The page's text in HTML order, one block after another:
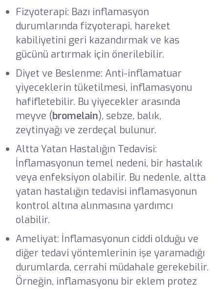
Fizyoterapi: Bazı inflamasyon
durumlarında fizyoterapi, hareket
kabiliyetini geri kazandırmak ve kas
gücünü artırmak için önerilebilir.
Diyet ve Beslenme: Anti-inflamatuar
yiyeceklerin tüketilmesi, inflamasyonu
hafifletebilir. Bu yiyecekler arasında
meyve (bromelain), sebze, balık,
zeytinyağı ve zerdeçal bulunur.
Altta Yatan Hastalığın Tedavisi:
İnflamasyonun temel nedeni, bir hastalık
veya enfeksiyon olabilir. Bu nedenle, altta
yatan hastalığın tedavisi inflamasyonun
kontrol altına alınmasına yardımcı
olabilir.
Ameliyat: İnflamasyonun ciddi olduğu ve
diğer tedavi yöntemlerinin işe yaramadığı
durumlarda, cerrahi müdahale gerekebilir.
Örneğin, inflamasyonu bir eklem protez